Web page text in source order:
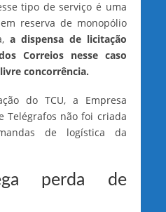
tipo de serviço é uma
reserva de monopólio
a dispensa de licitação
Correios nesse caso
concorrência.
do TCU, a Empresa
Telégrafos não foi criada
de logística da
perda de